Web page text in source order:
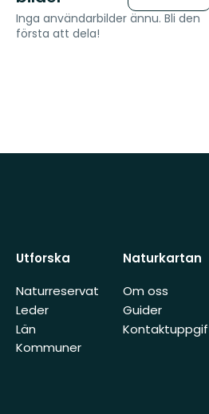
Inga användarbilder ännu. Bli den
första att dela!
Utforska
Naturreservat
Leder
Län
Kommuner
Naturkartan
Om oss
Guider